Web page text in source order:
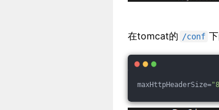
在tomcat的 /conf
maxHttpHeaderSize=